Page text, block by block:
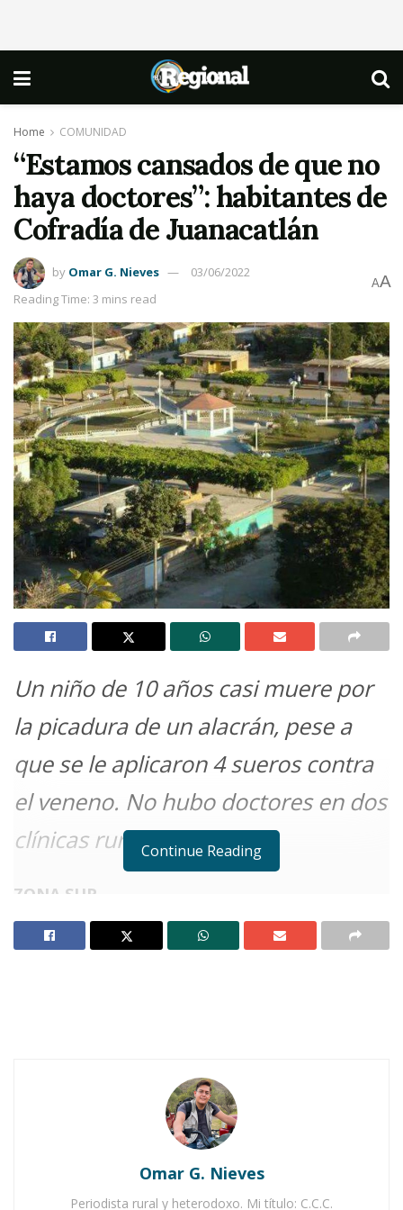
Home COMUNIDAD
“Estamos cansados de que no
haya doctores”: habitantes de
Cofradía de Juanacatlán
by Omar G. Nieves
03/06/2022
Reading Time: 3 mins read
AA
Un niño de 10 años casi muere por
la picadura de un alacrán, pese a
que se le aplicaron 4 sueros contra
el veneno. No hubo doctores en dos
clínicas rurales.
ZONA SUR.
Notas Relacionadas
ra un viernes abrazador y seco, como
todos los días de mayo. El sol estaba
en su cenit. Ese día era normal en la
Continue Reading
Omar G. Nieves
Periodista rural y heterodoxo. Mi título: C.C.C.